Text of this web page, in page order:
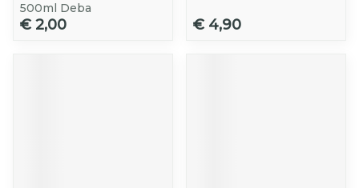
500ml Deba
€ 2,00 € 4,90